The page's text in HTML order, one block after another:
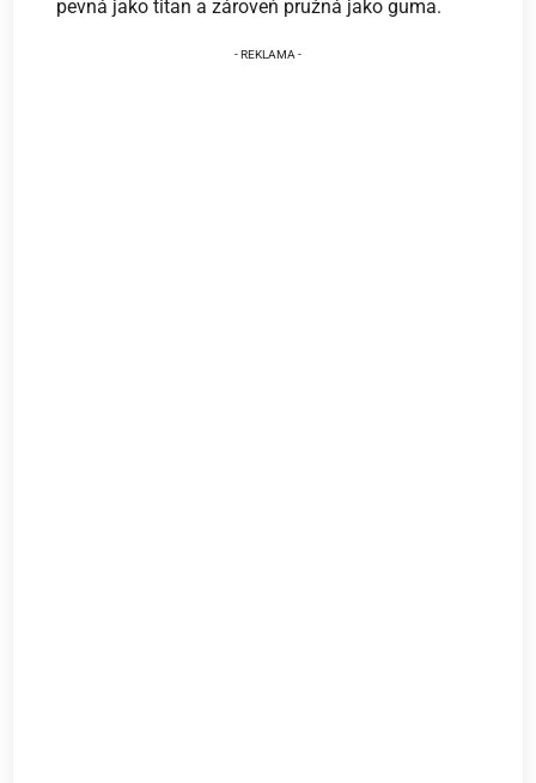
pevná jako titan a zároveň pružná jako guma.